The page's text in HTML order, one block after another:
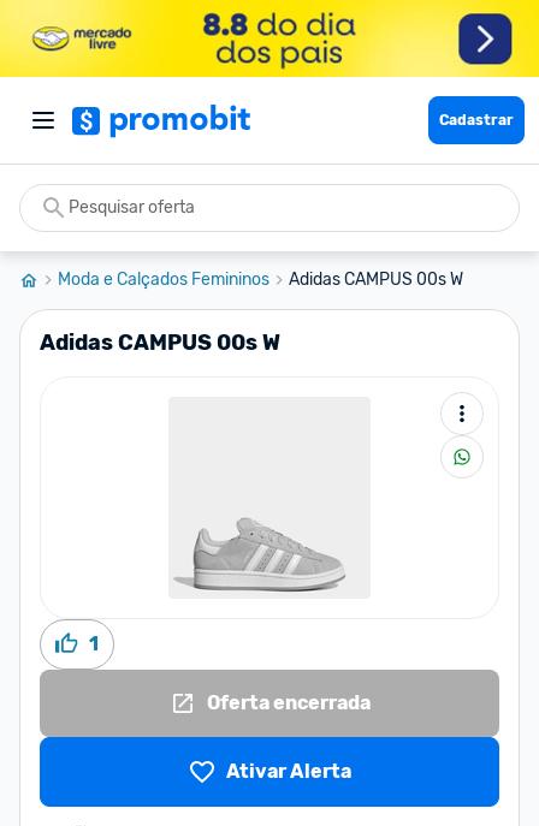
Cadastrar
Moda e Calçados Femininos Adidas CAMPUS 00s W
Adidas CAMPUS 00s W
1
Oferta encerrada
Ativar Alerta